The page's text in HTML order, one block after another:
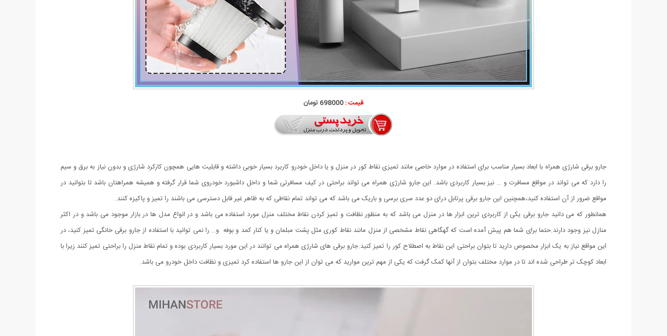
قیمت :698000 تومان
جارو برقی شارژی همراه با ابعاد بسیار مناسب برای استفاده در موارد خاصی مانند تمیزی نقاط کور در منزل و یا داخل خودرو کاربرد بسیار خوبی داشته و قابلیت هایی همچون کارکرد شارژی و بدون نیاز به برق و سیم
را دارد که می تواند در مواقع مسافرت و … نیز بسیار کاربردی باشد. این جارو شارژی همراه می تواند براحتی در کیف مسافرتی شما و داخل داشبورد خودروی شما قرار گرفته و همیشه همراهتان باشد تا بتوانید در
مواقع ضرور از آن استفاده کنید،همچنین این جارو برقی پرتابل درای دو عدد سری برسی و باریک می باشد که می تواند تمام نقاطی که به ظاهر غیر قابل دسترسی می باشند را تمیز و پاکیزه کنند.
همانطور که می دانید جارو برقی یکی از کاربردی ترین ابزار ها در منزل می باشد که به منظور نظافت و تمیز کردن نقاط مختلف منزل مورد استفاده می باشد و در انواع مدل ها در بازار موجود می باشد و در اکثر
منازل نیز وجود دارند.حتما برای شما هم پیش آمده است که گهگاهی نقاط مشخصی از منزل مانند نقاط کوری مثل پشت مبلمان و یا کنار کمد و بوفه و… را نمی توانید با استفاده از جارو برقی خانگی تمیز کنید، در
این مواقع نیاز به یک ابزار مخصوص دارید تا بتوان براحتی این نقاط به اصطلاح کور را تمیز کنید.جارو برقی های شارژی همراه می توانند در این مورد بسیار کاربردی بوده و تمام نقاط منزل را براحتی تمیز کنند زیرا با
ابعاد کوچک تر طراحی شده اند تا در موارد مختلف بتوان از آنها کمک گرفت که یکی از مهم ترین موارید که می توان از این جارو ها استفاده کرد تمیزی و نظافت داخل خودرو می باشد.